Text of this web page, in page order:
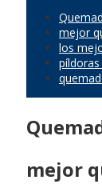
mejor
los
mejor